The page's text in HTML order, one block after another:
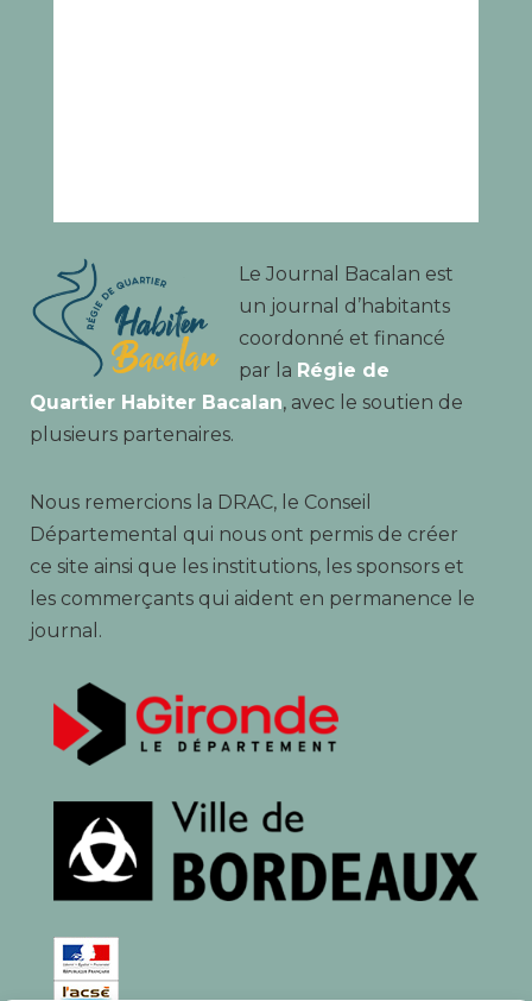
Le Journal Bacalan est
un journal d’habitants
coordonné et financé
par la Régie de
Quartier Habiter Bacalan, avec le soutien de
plusieurs partenaires.
Nous remercions la DRAC, le Conseil
Départemental qui nous ont permis de créer
ce site ainsi que les institutions, les sponsors et
les commerçants qui aident en permanence le
journal.